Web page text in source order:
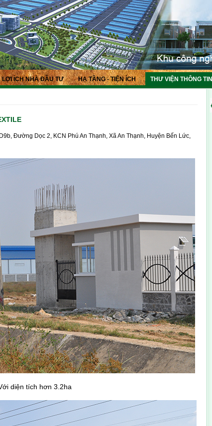
LỢI ÍCH NHÀ ĐẦU TƯ HẠ TẦNG - TIỆN ÍCH THƯ VIỆN THÔNG TIN
Đường Dọc 2, KCN Phú An Thạnh, Xã An Thạnh, Huyện Bến Lức,
diện tích hơn 3.2ha